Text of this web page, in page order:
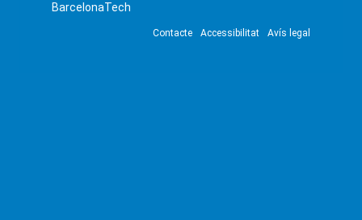
BarcelonaTech
Contacte Accessibilitat Avís legal